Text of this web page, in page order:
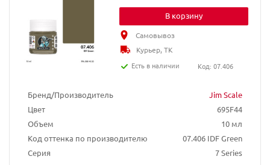
Бренд/Производитель
Jim Scale
Цвет
695F44
Объем
10 мл
Код оттенка по производителю
07.406 IDF Green
Серия
7 Series
В корзину
Самовывоз
Курьер, ТК
Есть в наличии
Код: 07.406